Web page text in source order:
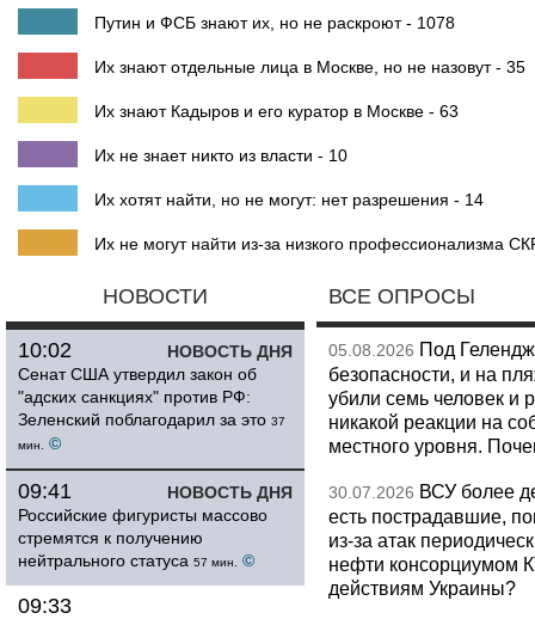
Путин и ФСБ знают их, но не раскроют - 1078
Их знают отдельные лица в Москве, но не назовут - 35
Их знают Кадыров и его куратор в Москве - 63
Их не знает никто из власти - 10
Их хотят найти, но не могут: нет разрешения - 14
Их не могут найти из-за низкого профессионализма
НОВОСТИ
НОВОСТЬ ДНЯ
10:02
Сенат США утвердил закон об
"адских санкциях" против РФ:
Зеленский поблагодарил за это 37
мин.
©
НОВОСТЬ ДНЯ
09:41
Российские фигуристы массово
стремятся к получению
нейтрального статуса 57 мин. ©
09:33
ВСЕ ОПРОСЫ
05.08.2026 Под
безопасности, и на
убили семь человек и
никакой реакции на
местного уровня.
30.07.2026 ВСУ более
есть пострадавшие,
из-за атак
нефти консорциумом
действиям Украины?